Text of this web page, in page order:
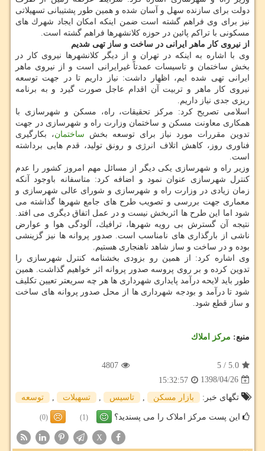
دولت برای سازنده سهل و آسان شده و همین طور پشتیبانی تسهیلاتی
نیز برای وی فراهم گشته است ضمن اینكه امكان ایجاد شهرك های
مسكونی با تراكم پائین در حوزه كلانشهرها فراهم گشته است.
از نیروی كار ماهر ایرانی در ساخت و ساز تهی شدیم
وی با اشاره به اینكه در تهران و از دیگر كلانشهرها نیروی كار در
بخش ساختمان و تاسیسات عمدتاً غیرایرانی است و از نیروی ماهر
ایرانی تهی شده ایم، اظهار داشت: نیاز داریم تا در جهت توسعه
نیروی كار ماهر و تربیت آن اقدام عاجل صورت گیرد و به برنامه
ریزی جدی نیاز داریم.
اسلامی تصریح كرد: مركز تحقیقات، راه، مسكن و شهرسازی با
همكاری معاونت مسكن و ساختمان وزارت راه و شهرسازی در جهت
تدوین مقررات مورد نیاز برای توسعه بخش ساختمان، بكارگیری
فناوری روز، كاهش اتلاف انرژی و رونق تولید، قدم هایی برداشته
است.
وزیر راه و شهرسازی یكی دیگر از مسائل مهم امروز كشور را عدم
كنترل شهرسازی عنوان نمود و اضافه كرد: متاسفانه باوجود آنكه
زمان زیادی در وزارت راه و شهرسازی و شورای عالی شهرسازی و
معماری جهت بررسی و تصویب طرح های جامع شهرها گذاشته می
شود اما این طرح ها اثربخش نیست و در عمل اتفاق دیگری می افتد.
نتیجه آن گسترش بی رویه شهرها، ترافیك، آلودگی هوا و عوارض
ناشی از بارگذاری های نامناسب است. صدور پروانه ها نیز گزینشی
بوده و در ساخت و ساز شاهد ناهنجاری هستیم.
وی اشاره كرد: از همین رو بزودی بخشنامه كنترل شهرسازی را
تدوین كرده و بر روی پروسه صدور پروانه اثر خواهیم گذاشت. همین
طور باید لایحه درآمد پایداری شهرداری ها هر چه سریعتر تعیین تكلیف
شود تا درآمد و بودجه شهرداری ها از محل صدور پروانه های ساخت
و ساز قطع شود.
منبع: مركز املاك
5.0
/
5
4807
1398/04/26
15:32:57
تگهای خبر:
بازار مسكن , تاسیس , تسهیلات , توسعه
این پست مرکز املاک را می پسندید؟ (1)
(0)
X